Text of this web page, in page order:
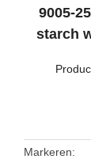
9005-
starch
Markeren